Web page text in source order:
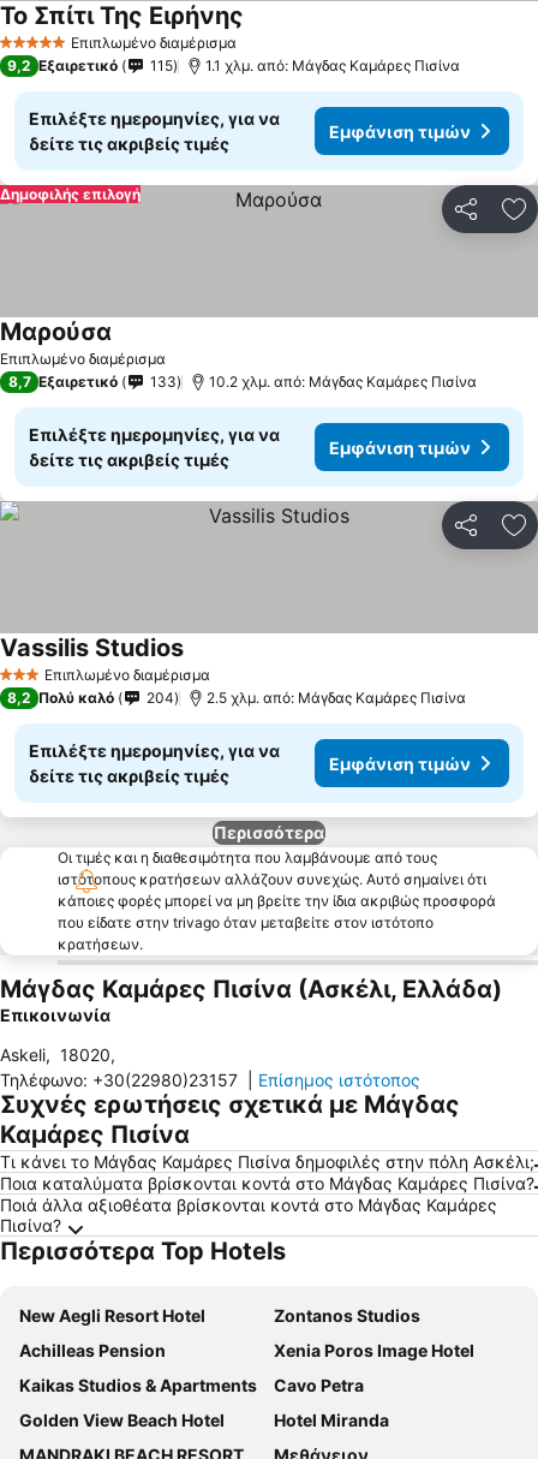
5 Αστέρια Επιπλωμένο διαμέρισμα
Το Σπίτι Της Ειρήνης
9,2 Εξαιρετικό 115 1.1 χλμ. από: Μάγδας Καμάρες Πισίνα
Επιλέξτε ημερομηνίες, για να
δείτε τις ακριβείς τιμές
Εμφάνιση τιμών
Δημοφιλής επιλογή
Επιπλωμένο διαμέρισμα
Μαρούσα
8,7 Εξαιρετικό 133 10.2 χλμ. από: Μάγδας Καμάρες Πισίνα
Επιλέξτε ημερομηνίες, για να
δείτε τις ακριβείς τιμές
Εμφάνιση τιμών
3 ΑστέριαΕπιπλωμένο διαμέρισμα
Vassilis StudiosΕμφάνιση τιμών
8,2 Πολύ καλό 204 2.5 χλμ. από: Μάγδας Καμάρες Πισίνα
Επιλέξτε ημερομηνίες, για να
δείτε τις ακριβείς τιμές
Εμφάνιση τιμών
Περισσότερα
Οι τιμές και η διαθεσιμότητα που λαμβάνουμε από τους
ιστότοπους κρατήσεων αλλάζουν συνεχώς. Αυτό σημαίνει ότι
κάποιες φορές μπορεί να μη βρείτε την ίδια ακριβώς προσφορά
που είδατε στην trivago όταν μεταβείτε στον ιστότοπο
κρατήσεων.
Μάγδας Καμάρες Πισίνα (Ασκέλι, Ελλάδα)
Επικοινωνία
Askeli, 18020,
Τηλέφωνο: +30(22980)23157 Επίσημος ιστότοπος
Συχνές ερωτήσεις σχετικά με Μάγδας
Καμάρες Πισίνα
Τι κάνει το Μάγδας Καμάρες Πισίνα δημοφιλές στην πόλη Ασκέλι;
Ποια καταλύματα βρίσκονται κοντά στο Μάγδας Καμάρες Πισίνα?
Ποιά άλλα αξιοθέατα βρίσκονται κοντά στο Μάγδας Καμάρες
Πισίνα?
Περισσότερα Top Hotels
New Aegli Resort Hotel
Zontanos Studios
Achilleas Pension
Xenia Poros Image Hotel
Kaikas Studios & Apartments
Cavo Petra
Golden View Beach Hotel
Hotel Miranda
MANDRAKI BEACH RESORT
Μεθάνειον